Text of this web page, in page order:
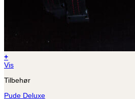
+
Vis
Tilbehør
Pude Deluxe